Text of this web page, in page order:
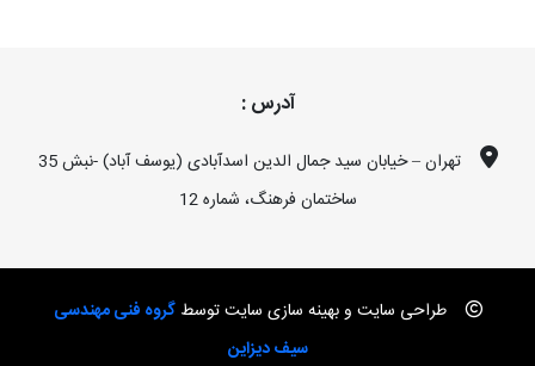
آدرس :
تهران – خیابان سید جمال الدین اسدآبادی (یوسف آباد) -نبش 35
ساختمان فرهنگ، شماره 12
طراحی سایت و بهینه سازی سایت توسطگروه فنی مهندسی
سیف دیزاین